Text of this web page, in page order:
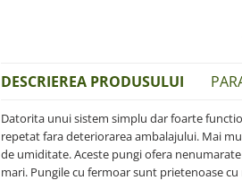
DESCRIEREA PRODUSULUI
Datorita unui sistem simplu dar foarte
repetat fara deteriorarea ambalajului. Mai
de umiditate. Aceste pungi ofera
mari. Pungile cu fermoar sunt prietenoase cu